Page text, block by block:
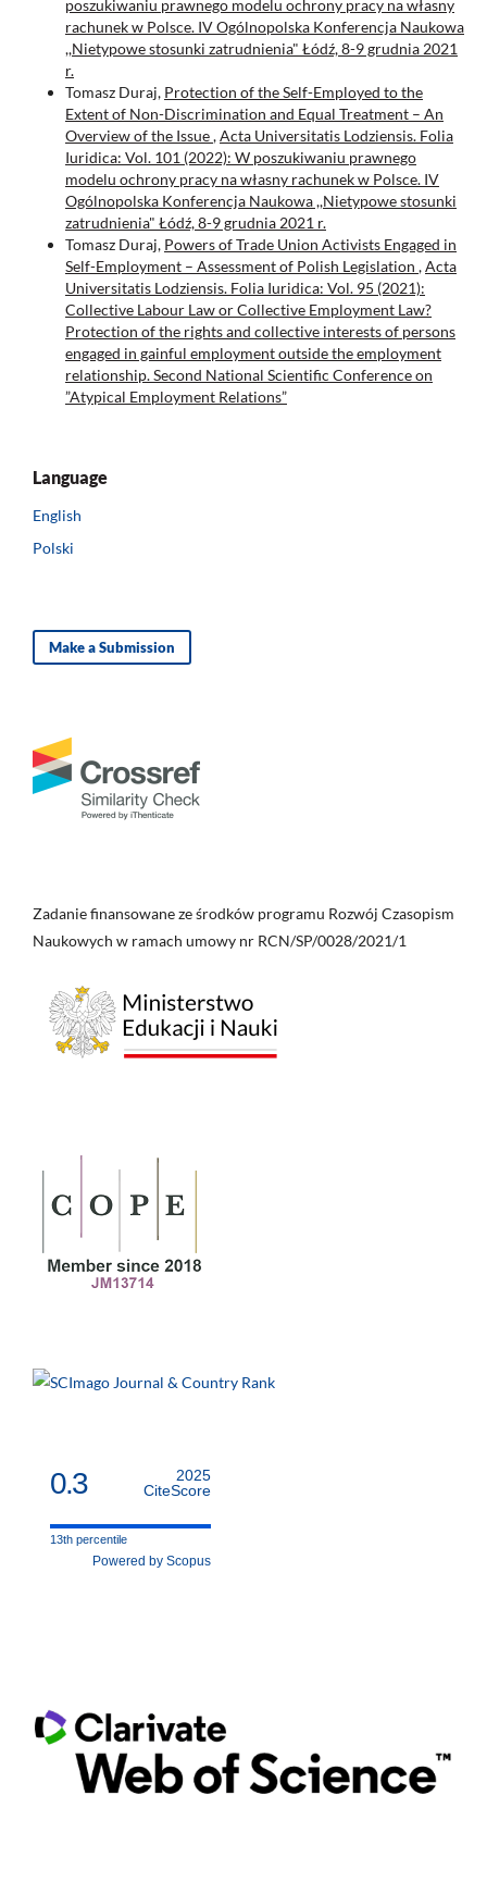
poszukiwaniu prawnego modelu ochrony pracy na własny
rachunek w Polsce. IV Ogólnopolska Konferencja Naukowa
,,Nietypowe stosunki zatrudnienia" Łódź, 8-9 grudnia 2021
r.
Tomasz Duraj, Protection of the Self-Employed to the
Extent of Non-Discrimination and Equal Treatment – An
Overview of the Issue,Acta Universitatis Lodziensis. Folia
Iuridica: Vol. 101 (2022): W poszukiwaniu prawnego
modelu ochrony pracy na własny rachunek w Polsce. IV
Ogólnopolska Konferencja Naukowa ,,Nietypowe stosunki
zatrudnienia" Łódź, 8-9 grudnia 2021 r.
Tomasz Duraj, Powers of Trade Union Activists Engaged in
Self-Employment – Assessment of Polish Legislation ,Acta
Universitatis Lodziensis. Folia Iuridica: Vol. 95 (2021):
Collective Labour Law or Collective Employment Law?
Protection of the rights and collective interests of persons
engaged in gainful employment outside the employment
relationship. Second National Scientific Conference on
”Atypical Employment Relations”
Language
English
Polski
Make a Submission
Zadanie finansowane ze środków programu Rozwój Czasopism
Naukowych w ramach umowy nr RCN/SP/0028/2021/1
0.3
2025
CiteScore
13th percentile
Powered by Scopus